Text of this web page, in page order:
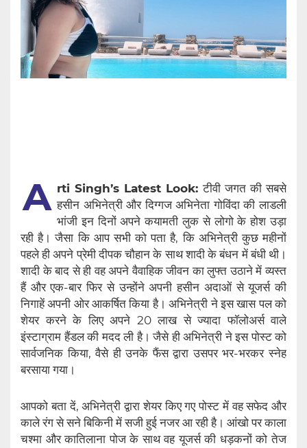
A rti Singh’s Latest Look: टीवी जगत की सबसे
हसीन अभिनेत्री और दिग्गज अभिनेता गोविंदा की लाडली
भांजी इन दिनों अपने कयामती लुक से लोगो के होश उड़ा
रही है। जैसा कि आप सभी को पता है, कि अभिनेत्री कुछ महीनों
पहले ही अपने प्रेमी दीपक चौहान के साथ शादी के बंधन में बंधी थी।
शादी के बाद से ही वह अपने वैवाहिक जीवन का लुफ्त उठाने में व्यस्त
हैं और एक-बार फिर से उन्होंने अपनी हसीन अदाओं से यूजर्स की
निगाहें अपनी ओर आकर्षित किया है। अभिनेत्री ने इस खास पल को
शेयर करने के लिए अपने 20 लाख से ज्यादा फॉलोअर्स वाले
इंस्टाग्राम हैंडल की मदद ली है। जैसे ही अभिनेत्री ने इस पोस्ट को
सार्वजनिक किया, वैसे ही उनके फैंस द्वारा उसपर भर-भरकर स्नेह
बरसाया गया।
आपको बता दें, अभिनेत्री द्वारा शेयर किए गए पोस्ट में वह सफेद और
काले रंग से सने बिकिनी में सजी हुई नजर आ रही है। आंखो पर काला
चश्मा और कातिलाना पोज के साथ वह यूजर्स की धड़कनों को तेज